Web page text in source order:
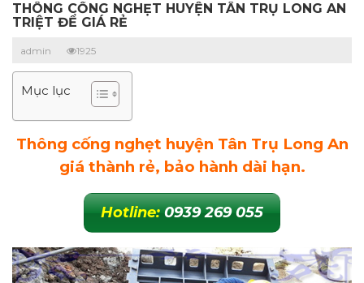
THÔNG CỐNG NGHẸT HUYỆN TÂN TRỤ LONG AN
TRIỆT ĐỂ GIÁ RẺ
admin 1925
Mục lục
Thông cống nghẹt huyện Tân Trụ Long An
giá thành rẻ, bảo hành dài hạn.
Hotline:0939 269 055